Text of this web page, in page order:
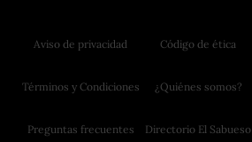
Aviso de privacidad
Términos y Condiciones
Preguntas frecuentes
Código de ética
¿Quiénes somos?
Directorio El Sabueso